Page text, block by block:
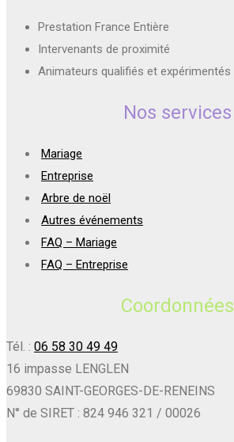
Prestation France Entière
Intervenants de proximité
Animateurs qualifiés et expérimentés
Nos services
Mariage
Entreprise
Arbre de noël
Autres événements
FAQ – Mariage
FAQ – Entreprise
Coordonnées
Tél. : 06 58 30 49 49
16 impasse LENGLEN
69830 SAINT-GEORGES-DE-RENEINS
N° de SIRET : 824 946 321 / 00026